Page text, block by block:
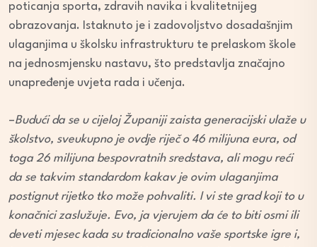
poticanja sporta, zdravih navika i kvalitetnijeg
obrazovanja. Istaknuto je i zadovoljstvo dosadašnjim
ulaganjima u školsku infrastrukturu te prelaskom škole
na jednosmjensku nastavu, što predstavlja značajno
unapređenje uvjeta rada i učenja.
–Budući da se u cijeloj Županiji zaista generacijski ulaže u
školstvo, sveukupno je ovdje riječ o 46 milijuna eura, od
toga 26 milijuna bespovratnih sredstava, ali mogu reći
da se takvim standardom kakav je ovim ulaganjima
postignut rijetko tko može pohvaliti. I vi ste grad koji to u
konačnici zaslužuje. Evo, ja vjerujem da će to biti osmi ili
deveti mjesec kada su tradicionalno vaše sportske igre i,